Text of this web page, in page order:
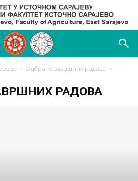
Одбране завршних радова
РАДОВА